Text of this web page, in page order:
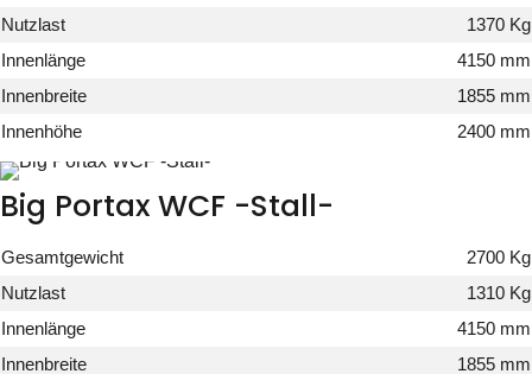
Nutzlast
1370 Kg
Innenlänge
4150 mm
Innenbreite
1855 mm
Innenhöhe
2400 mm
Big Portax WCF -Stall-
Gesamtgewicht
2700 Kg
Nutzlast
1310 Kg
Innenlänge
4150 mm
Innenbreite
1855 mm